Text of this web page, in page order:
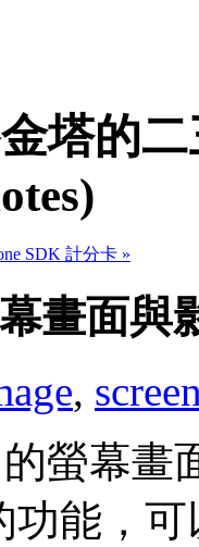
塔的
SDK 計分卡 »
畫面與
,
的螢幕畫
功能，